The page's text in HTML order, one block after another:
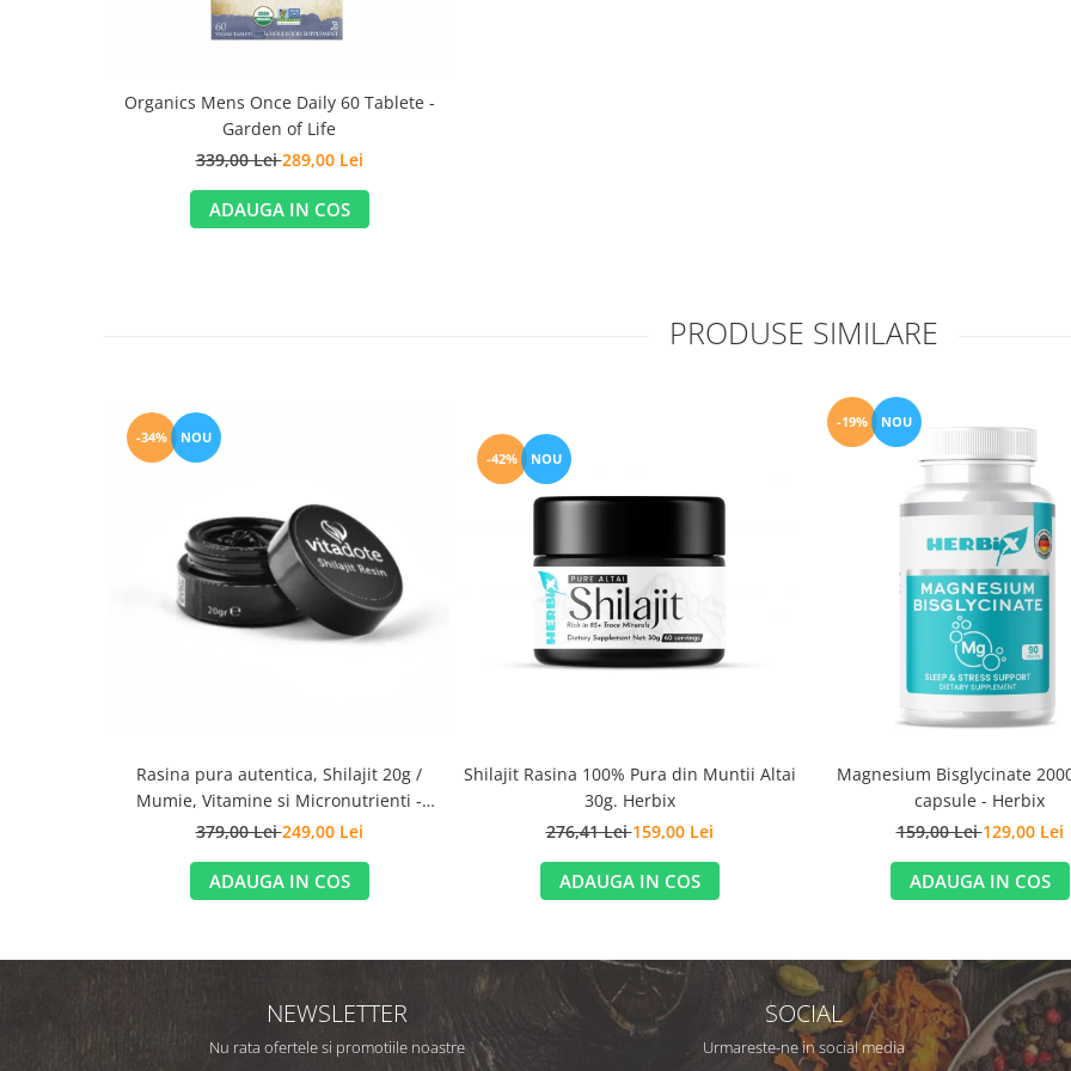
Organics Mens Once Daily 60 Tablete -
Garden of Life
339,00 Lei289,00 Lei
ADAUGA IN COS
PRODUSE SIMILARE
-34% NOU
Rasina pura autentica, Shilajit 20g /
Mumie, Vitamine si Micronutrienti -
Vitadote
379,00 Lei249,00 Lei
ADAUGA IN COS
-42% NOU
Shilajit Rasina 100% Pura din Muntii Altai
30g. Herbix
276,41 Lei159,00 Lei
ADAUGA IN COS
-19% NOU
Magnesium Bisglycinate
capsule - Herbix
159,00 Lei129,00 Lei
ADAUGA IN COS
NEWSLETTER
Nu rata ofertele si promotiile noastre
SOCIAL
Urmareste-ne in social media